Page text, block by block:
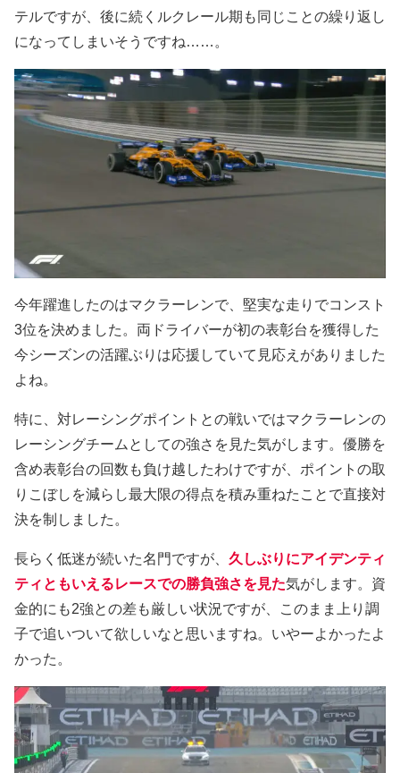
テルですが、後に続くルクレール期も同じことの繰り返し
になってしまいそうですね……。
今年躍進したのはマクラーレンで、堅実な走りでコンスト
3位を決めました。両ドライバーが初の表彰台を獲得した
今シーズンの活躍ぶりは応援していて見応えがありました
よね。
特に、対レーシングポイントとの戦いではマクラーレンの
レーシングチームとしての強さを見た気がします。優勝を
含め表彰台の回数も負け越したわけですが、ポイントの取
りこぼしを減らし最大限の得点を積み重ねたことで直接対
決を制しました。
長らく低迷が続いた名門ですが、 久しぶりにアイデンティ
ティともいえるレースでの勝負強さを見た気がします。資
金的にも2強との差も厳しい状況ですが、このまま上り調
子で追いついて欲しいなと思いますね。いやーよかったよ
かった。